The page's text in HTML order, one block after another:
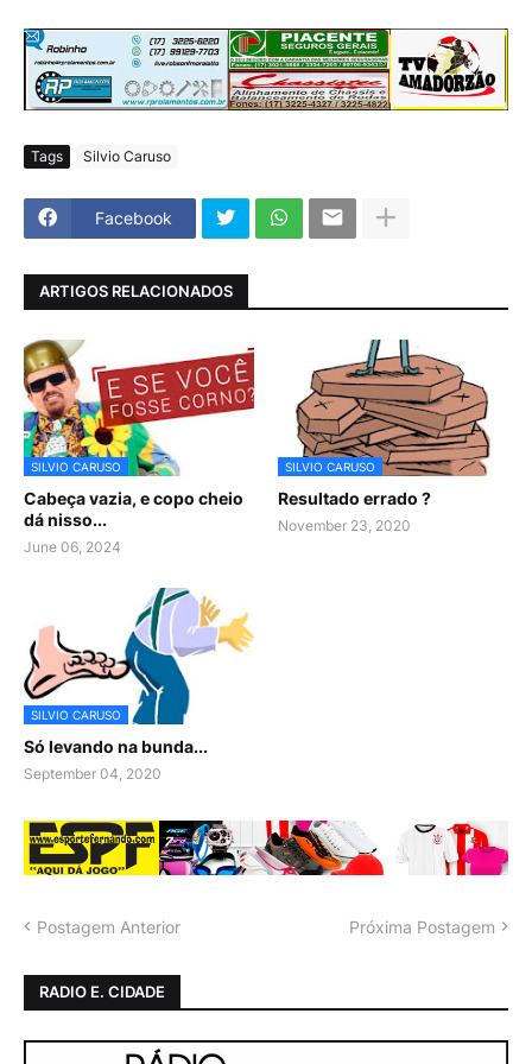
Tags Silvio Caruso
Facebook
ARTIGOS RELACIONADOS
SILVIO CARUSO
Cabeça vazia, e copo cheio
dá nisso...
June 06, 2024
SILVIO CARUSO
Resultado errado ?
November 23, 2020
SILVIO CARUSO
Só levando na bunda...
September 04, 2020
Postagem Anterior Próxima Postagem
RADIO E. CIDADE